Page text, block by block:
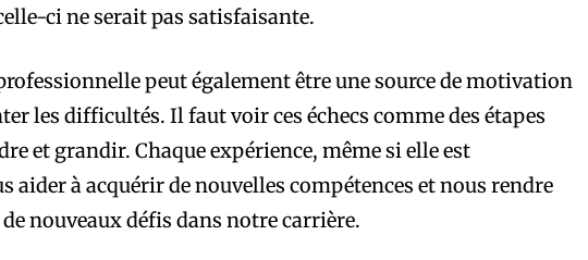
ci ne serait pas satisfaisante.
peut également être une source de motivation
les difficultés. Il faut voir ces échecs comme des étapes
et grandir. Chaque expérience, même si elle est
aider à acquérir de nouvelles compétences et nous rendre
nouveaux défis dans notre carrière.